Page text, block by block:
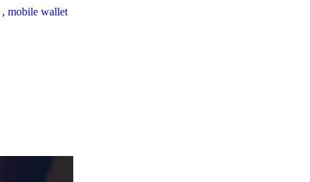
, mobile wallet